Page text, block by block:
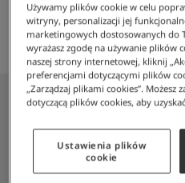
Wszystkie
T-SHIRTY MĘSKIE
CM
Używamy plików cookie w celu
witryny, personalizacji jej
marketingowych dostosowanych do
wyrażasz zgodę na używanie plików
naszej strony internetowej, kliknij
preferencjami dotyczącymi plików
„Zarządzaj plikami cookies”. Możesz
dotyczącą plików cookies, aby
Ustawienia plików
cookie